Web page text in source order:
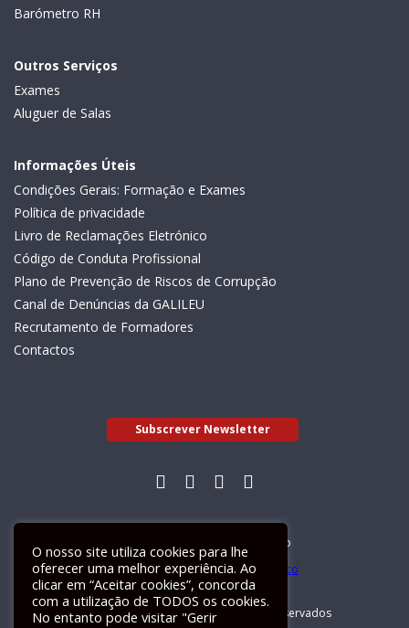
Barómetro RH
Outros Serviços
Exames
Aluguer de Salas
Informações Úteis
Condições Gerais: Formação e Exames
Política de privacidade
Livro de Reclamações Eletrónico
Código de Conduta Profissional
Plano de Prevenção de Riscos de Corrupção
Canal de Denúncias da GALILEU
Recrutamento de Formadores
Contactos
Subscrever Newsletter
Livro de Reclamações Electrónico
GALILEU 2026 © Todos os direitos reservados
O nosso site utiliza cookies para lhe
oferecer uma melhor experiência. Ao
clicar em “Aceitar cookies”, concorda
com a utilização de TODOS os cookies.
No entanto pode visitar "Gerir